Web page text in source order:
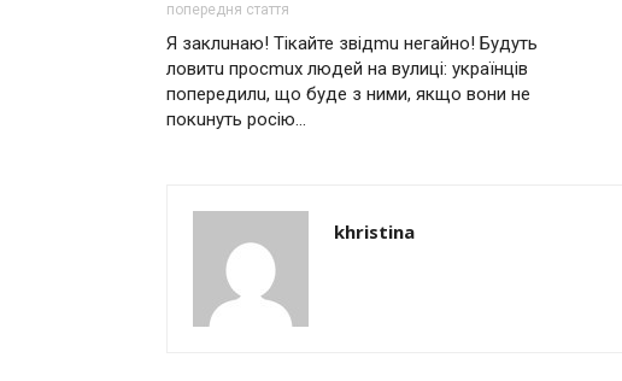
попередня стаття
Я заклuнаю! Тікайте звідmu негайно! Будуть
ловитu просmuх людей на вулиці: українців
попередилu, що буде з ними, якщо вони не
покuнуть росію…
khristina